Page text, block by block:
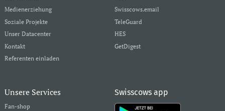
Medienerziehung
Soziale Projekte
Unser Datacenter
Kontakt
Referenten einladen
Swisscows.email
TeleGuard
HES
GetDigest
Unsere Services
Fan-shop
Swisscows app